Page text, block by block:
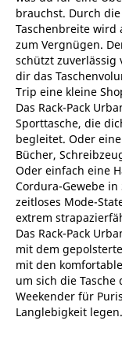
brauchst. Durch
Taschenbreite wird
zum Vergnügen.
schützt zuverlässig
dir das
Trip eine kleine
Das Rack-Pack
Sporttasche, die
begleitet. Oder
Bücher,
Oder einfach eine
Cordura-Gewebe
zeitloses Mode-
extrem
Das Rack-Pack
mit dem
mit den
um sich die
Weekender für
Langlebigkeit legen.